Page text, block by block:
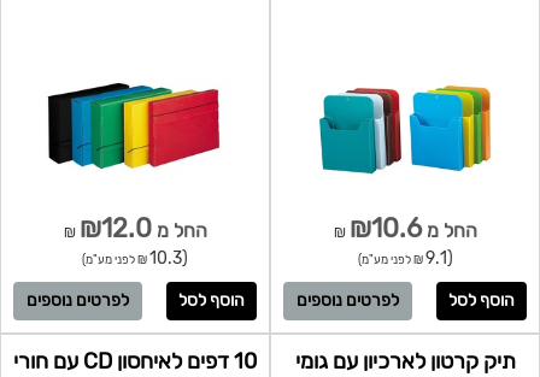
החל מ₪10.6
₪
(9.1 ₪ לפני מע"מ)
לפרטים נוספים
החל מ₪12.0
₪
(10.3 ₪ לפני מע"מ)
לפרטים נוספים
תיק קרטון לארכיון עם גומי 10 דפים לאיחסון CD עם חורי